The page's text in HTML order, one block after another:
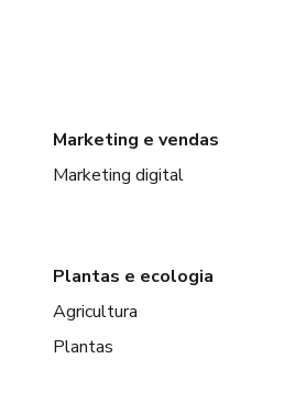
Marketing e vendas
Marketing digital
Plantas e ecologia
Agricultura
Plantas